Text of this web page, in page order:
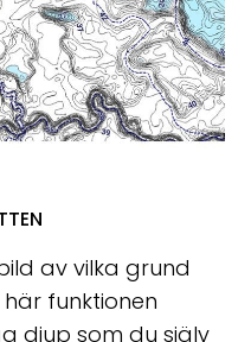
av vilka grund
funktionen
djup som du själv